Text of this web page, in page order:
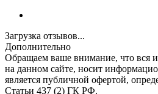
Загрузка отзывов...
Дополнительно
Обращаем ваше внимание, что вся
на данном сайте, носит
является публичной офертой,
Статьи 437 (2) ГК РФ.